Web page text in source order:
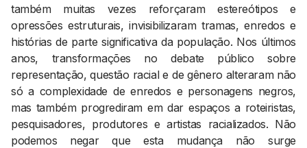
Pesquisar
também muitas vezes reforçaram estereótipos e
opressões estruturais, invisibilizaram tramas, enredos e
histórias de parte significativa da população. Nos últimos
anos, transformações no debate público sobre
representação, questão racial e de gênero alteraram não
só a complexidade de enredos e personagens negros,
mas também progrediram em dar espaços a roteiristas,
pesquisadores, produtores e artistas racializados. Não
podemos negar que esta mudança não surge